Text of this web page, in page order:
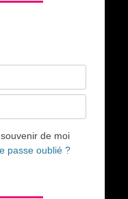
de moi
passe oublié ?